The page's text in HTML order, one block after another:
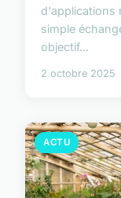
d'applications
simple
objectif...
2 octobre 2025
ACTU